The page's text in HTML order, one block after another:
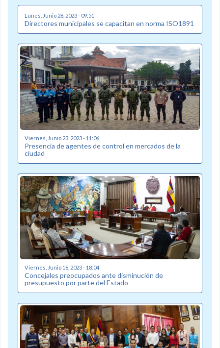
Lunes, Junio 26, 2023 - 09:51
Directores municipales se capacitan en norma ISO1891
Viernes, Junio 23, 2023 - 11:06
Presencia de agentes de control en mercados de la
ciudad
Viernes, Junio 16, 2023 - 18:04
Concejales preocupados ante disminución de
presupuesto por parte del Estado